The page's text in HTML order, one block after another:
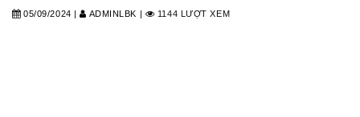
05/09/2024 | ADMINLBK | 1144 LƯỢT XEM